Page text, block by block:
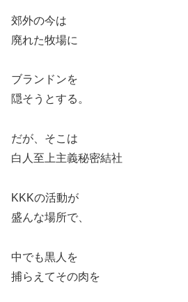
郊外の今は
廃れた牧場に
ブランドンを
隠そうとする。
だが、そこは
白人至上主義秘密結社
KKKの活動が
盛んな場所で、
中でも黒人を
捕らえてその肉を